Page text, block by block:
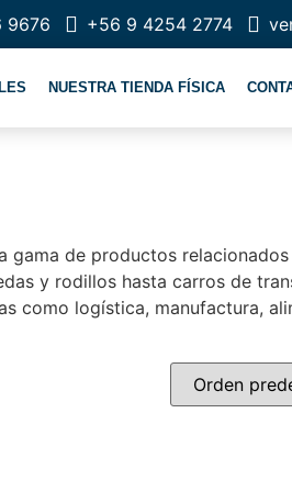
9676 +56 9 4254 2774
NUESTRA TIENDA FÍSICA
gama de productos
y rodillos hasta carros de
como logística, manufactura,